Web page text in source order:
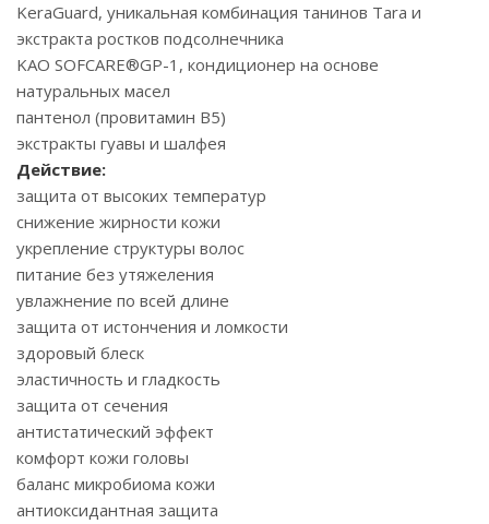
KeraGuard, уникальная комбинация танинов Tara и
экстракта ростков подсолнечника
KAO SOFCARE®GP-1, кондиционер на основе
натуральных масел
пантенол (провитамин В5)
экстракты гуавы и шалфея
Действие:
защита от высоких температур
снижение жирности кожи
укрепление структуры волос
питание без утяжеления
увлажнение по всей длине
защита от истончения и ломкости
здоровый блеск
эластичность и гладкость
защита от сечения
антистатический эффект
комфорт кожи головы
баланс микробиома кожи
антиоксидантная защита